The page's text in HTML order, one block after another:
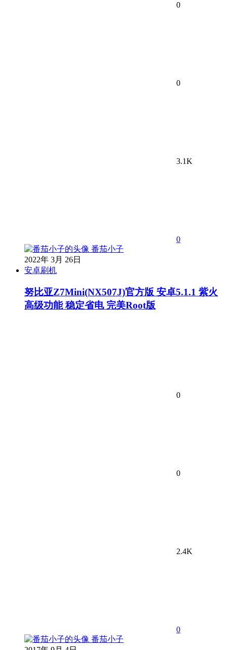
0
0
3.1K
0
番茄小子
2022年 3月 26日
安卓刷机
努比亚Z7Mini(NX507J)官方版 安卓5.1.1 紫火
高级功能 稳定省电 完美Root版
0
0
2.4K
0
番茄小子